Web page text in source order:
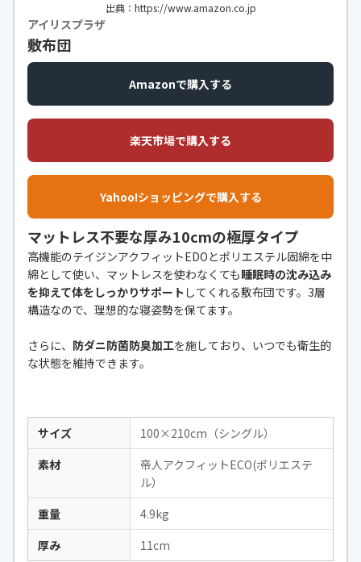
出典：https://www.amazon.co.jp
アイリスプラザ
敷布団
Amazonで購入する
楽天市場で購入する
Yahoo!ショッピングで購入する
マットレス不要な厚み10cmの極厚タイプ
高機能のテイジンアクフィットEDOとポリエステル固綿を中
綿として使い、マットレスを使わなくても睡眠時の沈み込み
を抑えて体をしっかりサポート してくれる敷布団です。3層
構造なので、理想的な寝姿勢を保てます。
さらに、 防ダニ防菌防臭加工を施しており、いつでも衛生的
な状態を維持できます。
サイズ
100×210cm（シングル）
素材
帝人アクフィットECO(ポリエステ
ル）
重量
4.9kg
厚み
11cm